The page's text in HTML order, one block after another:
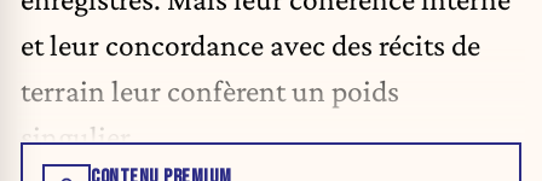
et leur concordance avec des récits de
terrain leur confèrent un poids
singulier.